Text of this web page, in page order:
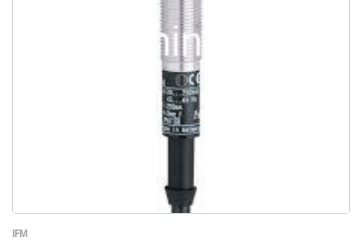
IFM